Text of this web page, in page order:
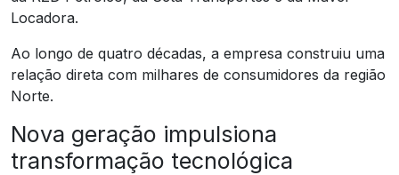
Locadora.
Ao longo de quatro décadas, a empresa construiu uma
relação direta com milhares de consumidores da região
Norte.
Nova geração impulsiona
transformação tecnológica